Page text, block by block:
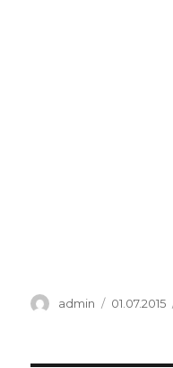
Author
admin
Posted
01.07.2015